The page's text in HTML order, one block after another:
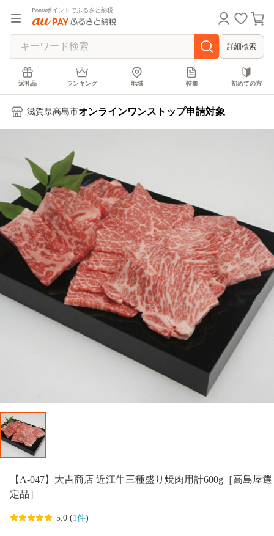
Pontaポイントでふるさと納税
詳細検索
返礼品 ランキング 地域 特集 初めての方
滋賀県高島市オンラインワンストップ申請対象
【A-047】大吉商店 近江牛三種盛り焼肉用計600g［高島屋選
定品］
5.0 (1件)